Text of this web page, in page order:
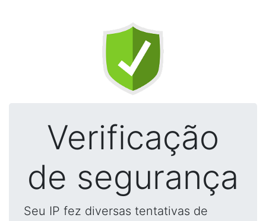
Verificação
de segurança
Seu IP fez diversas tentativas de